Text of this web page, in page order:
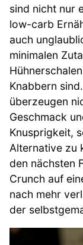
sind nicht nur
low-carb
auch
minimalen
Knabbern
überzeugen
Geschmack
Knusprigkeit,
Alternative zu
den nächsten
Crunch auf
nach mehr
der